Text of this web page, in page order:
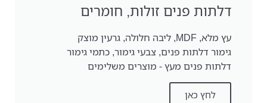
דלתות פנים זולות, חומרים
עץ מלא, MDF, ליבה חלולה, גרעין מוצק
גימור דלתות פנים, צבעי גימור, כתמי גימור
דלתות פנים מעץ - מוצרים משלימים
לחץ כאן